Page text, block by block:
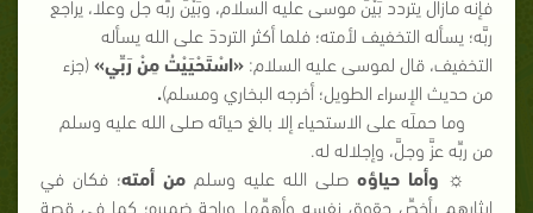
ربَّه؛ يسأله التخفيف لأمته؛ فلما أكثر الترددَ على الله يسأله
التخفيف، قال لموسى عليه السلام: «اسْتَحْيَيْتُ مِنْ رَبِّي»(جزء
من حديث الإسراء الطويل؛ أخرجه البخاري ومسلم).
وما حملَه على الاستحياء إلا بالغ حيائه صلى الله عليه وسلم
من ربِّه عزَّ وجلَّ، وإجلاله له.
☼ وأما حياؤه صلى الله عليه وسلم من أمته؛ فكان في
إيثارهم بأخصِّ حقوقِ نفسه وأهمِّها وراحة ضميره؛ كما في قصة